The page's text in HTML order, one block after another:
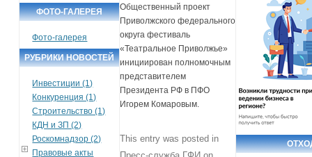
ФОТО-ГАЛЕРЕЯ
Фото-галерея
РУБРИКИ НОВОСТЕЙ
Инвестиции (1)
Конкуренция (1)
Строительство (1)
КДН и ЗП (2)
Роскомнадзор (2)
Правовые акты
Общественный проект
Приволжского федерального
округа фестиваль
«Театральное Приволжье»
инициирован полномочным
представителем
Президента РФ в ПФО
Игорем Комаровым.
This entry was posted in